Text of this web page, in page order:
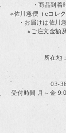
・商品到
※佐川急便（eコレ
・お届けは佐川
※ご注文金額
所在地
03-
受付時間 月～金